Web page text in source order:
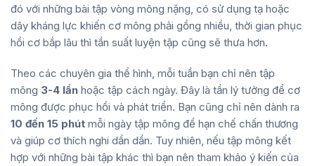
đó với những bài tập vòng mông nặng, có sử dụng tạ hoặc
dây kháng lực khiến cơ mông phải gồng nhiều, thời gian phục
hồi cơ bắp lâu thì tần suất luyện tập cũng sẽ thưa hơn.
Theo các chuyên gia thể hình, mỗi tuần bạn chỉ nên tập
mông 3-4 lần hoặc tập cách ngày. Đây là tần lý tưởng để cơ
mông được phục hồi và phát triển. Bạn cũng chỉ nên dành ra
10 đến 15 phút mỗi ngày tập mông để hạn chế chấn thương
và giúp cơ thích nghi dần dần. Tuy nhiên, nếu tập mông kết
hợp với những bài tập khác thì bạn nên tham khảo ý kiến của